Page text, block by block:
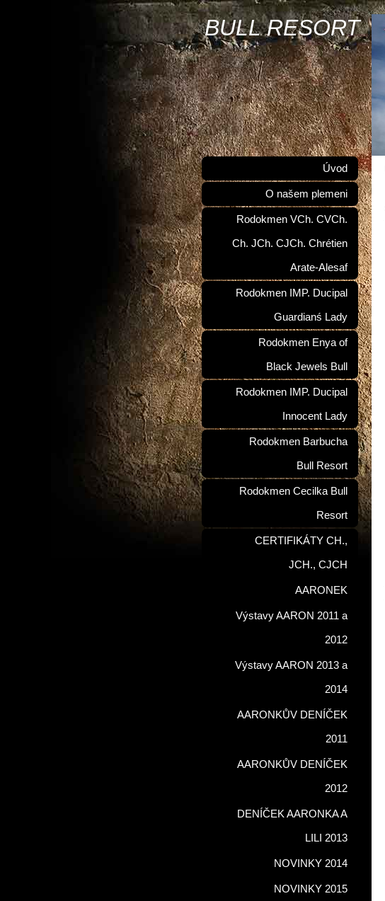
BULL RESORT
Úvod
O našem plemeni
Rodokmen VCh. CVCh.
Ch. JCh. CJCh. Chrétien
Arate-Alesaf
Rodokmen IMP. Ducipal
Guardianś Lady
Rodokmen Enya of
Black Jewels Bull
Rodokmen IMP. Ducipal
Innocent Lady
Rodokmen Barbucha
Bull Resort
Rodokmen Cecilka Bull
Resort
CERTIFIKÁTY CH.,
JCH., CJCH
AARONEK
Výstavy AARON 2011 a
2012
Výstavy AARON 2013 a
2014
AARONKŮV DENÍČEK
2011
AARONKŮV DENÍČEK
2012
DENÍČEK AARONKA A
LILI 2013
NOVINKY 2014
NOVINKY 2015